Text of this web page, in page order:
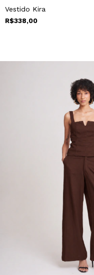
Vestido Kira
R$338,00